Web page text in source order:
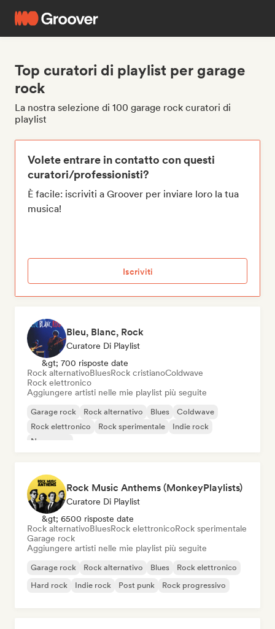
Top curatori di playlist per garage
rock
La nostra selezione di 100 garage rock curatori di
playlist
Volete entrare in contatto con questi
curatori/professionisti?
È facile: iscriviti a Groover per inviare loro la tua
musica!
Iscriviti
Bleu, Blanc, Rock
Curatore Di Playlist
&gt; 700 risposte date
Rock alternativoBluesRock cristianoColdwave
Rock elettronico
Aggiungere artisti nelle mie playlist più seguite
Garage rock Rock alternativo Blues
Coldwave
Rock elettronico
Rock sperimentale
Indie rock
New wave
Rock Music Anthems (MonkeyPlaylists)
Curatore Di Playlist
&gt; 6500 risposte date
Rock alternativoBluesRock elettronicoRock sperimentale
Garage rock
Aggiungere artisti nelle mie playlist più seguite
Garage rock Rock alternativo Blues
Rock elettronico
Hard rock
Indie rock Post punk Rock progressivo